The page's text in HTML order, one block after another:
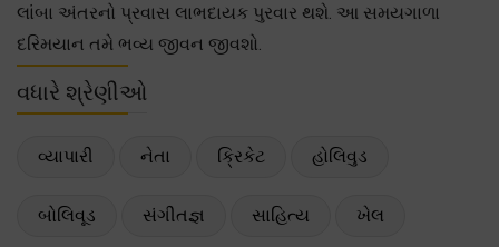
લાંબા અંતરનો પ્રવાસ લાભદાયક પુરવાર થશે. આ સમયગાળા
દરિમયાન તમે ભવ્ય જીવન જીવશો.
વધારે શ્રેણીઓ
વ્યાપારી નેતા ક્રિકેટ હોલિવુડ
બોલિવૂડ સંગીતજ્ઞ સાહિત્ય ખેલ